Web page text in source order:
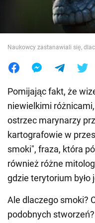
Jedzenie
Naukowcy zastanawiali się,
Pomijając fakt, że
niewielkimi
ostrzec marynarzy
kartografowie w
smoki", fraza, która
również różne
gdzie terytorium było
Ale dlaczego smoki?
podobnych